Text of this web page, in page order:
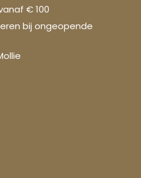
€ 100
bij ongeopende